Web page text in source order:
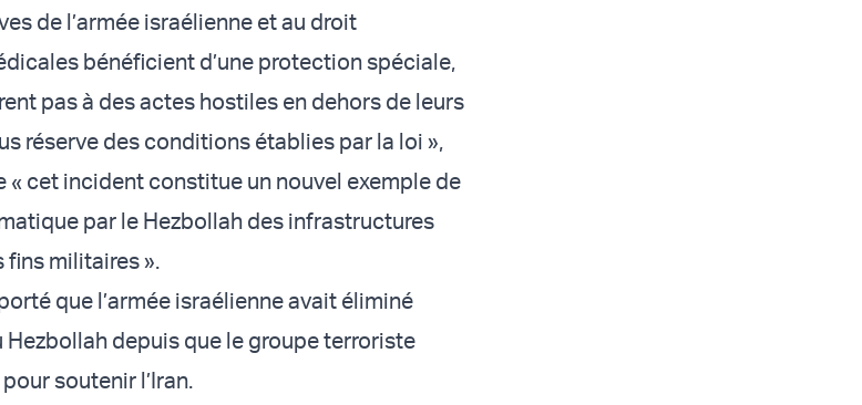
de l’armée israélienne et au droit
bénéficient d’une protection spéciale,
pas à des actes hostiles en dehors de leurs
réserve des conditions établies par la loi »,
cet incident constitue un nouvel exemple de
par le Hezbollah des infrastructures
fins militaires ».
que l’armée israélienne avait éliminé
depuis que le groupe terroriste
soutenir l’Iran.